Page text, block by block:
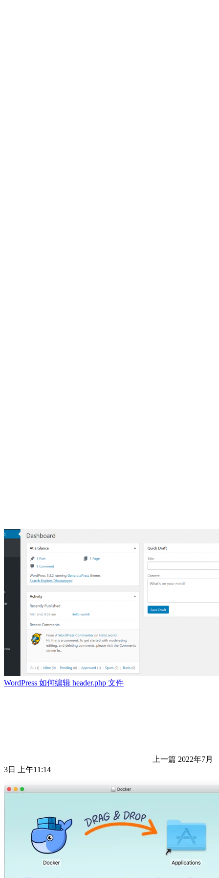
WordPress 如何编辑 header.php 文件
上一篇 2022年7月
3日 上午11:14